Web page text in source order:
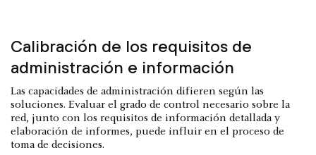
Calibración de los requisitos de
administración e información
Las capacidades de administración difieren según las
soluciones. Evaluar el grado de control necesario sobre la
red, junto con los requisitos de información detallada y
elaboración de informes, puede influir en el proceso de
toma de decisiones.